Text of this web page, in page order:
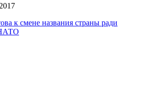
к смене названия страны ради